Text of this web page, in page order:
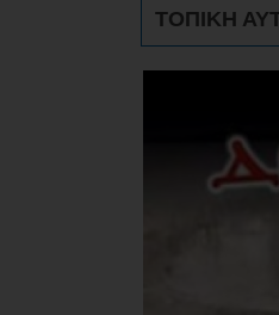
ΠΕΡΙΒΑΛΛΟΝ
ΤΟΠΙΚΗ